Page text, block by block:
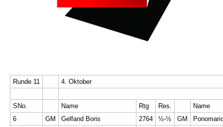
Runde 11 4. Oktober
SNo. Name Rtg Res.
Name
6
GM Gelfand Boris 2764 ½-½ GM